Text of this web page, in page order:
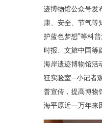
迹博物馆公众号发
康、安全、节气等
护蓝色梦想”等科
时报、文旅中国等
海岸遗迹博物馆活
狂实验室—小记者
普宣传，提高博物
海平原近一万年来